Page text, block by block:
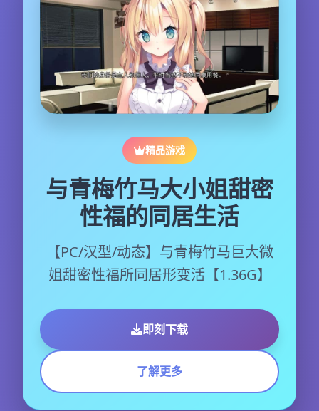
精品游戏
与青梅竹马大小姐甜密
性福的同居生活
【PC/汉型/动态】与青梅竹马巨大微
姐甜密性福所同居形变活【1.36G】
即刻下载
了解更多